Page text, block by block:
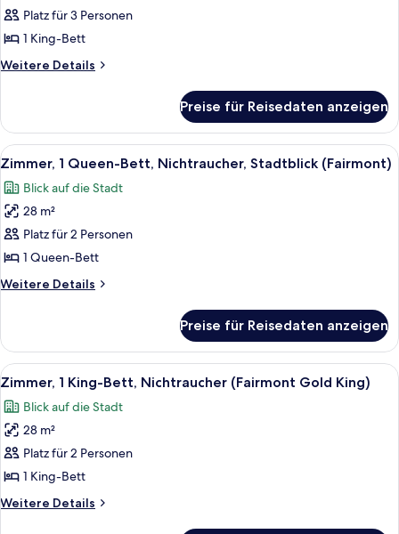
Zimmer,
1 King-
Bett,
Nichtraucher,
anzeigen
Platz für 3 Personen
1 King-Bett
Weitere Details
Weitere
Zimmer,
1 King-
Bett,
Flussblick
Preise für Reisedaten anzeigen
Alle
Fotos
für
Zimmer,
1
Queen-
Bett,
Nichtraucher,
(Fairmont)
anzeigen
Ein Hotelzimmer mit einem großen
5
Zimmer, 1 Queen-Bett, Nichtraucher, Stadtblick (Fairmont)
Blick auf die Stadt
28 m²
Platz für 2 Personen
1 Queen-Bett
Weitere Details
Weitere
1
Queen-
Bett,
Stadtblick
(Fairmont)
Preise für Reisedaten anzeigen
Alle
Fotos
für
Zimmer,
1 King-
Bett,
Nichtraucher
(Fairmont
Ein ordentlich bezogenes Bett mit
7
Zimmer, 1 King-Bett, Nichtraucher (Fairmont Gold King)
Blick auf die Stadt
28 m²
Platz für 2 Personen
1 King-Bett
Weitere Details
Weitere